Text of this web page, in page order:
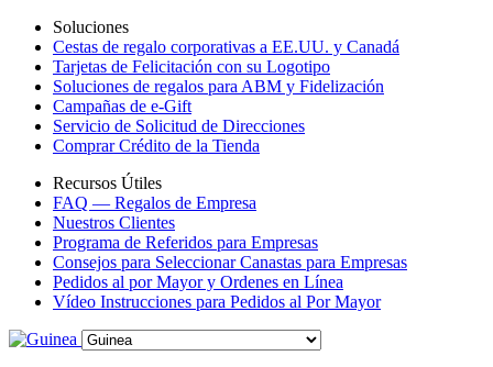
Soluciones
Cestas de regalo corporativas a EE.UU. y Canadá
Tarjetas de Felicitación con su Logotipo
Soluciones de regalos para ABM y Fidelización
Campañas de e-Gift
Servicio de Solicitud de Direcciones
Comprar Crédito de la Tienda
Recursos Útiles
FAQ — Regalos de Empresa
Nuestros Clientes
Programa de Referidos para Empresas
Consejos para Seleccionar Canastas para Empresas
Pedidos al por Mayor y Ordenes en Línea
Vídeo Instrucciones para Pedidos al Por Mayor